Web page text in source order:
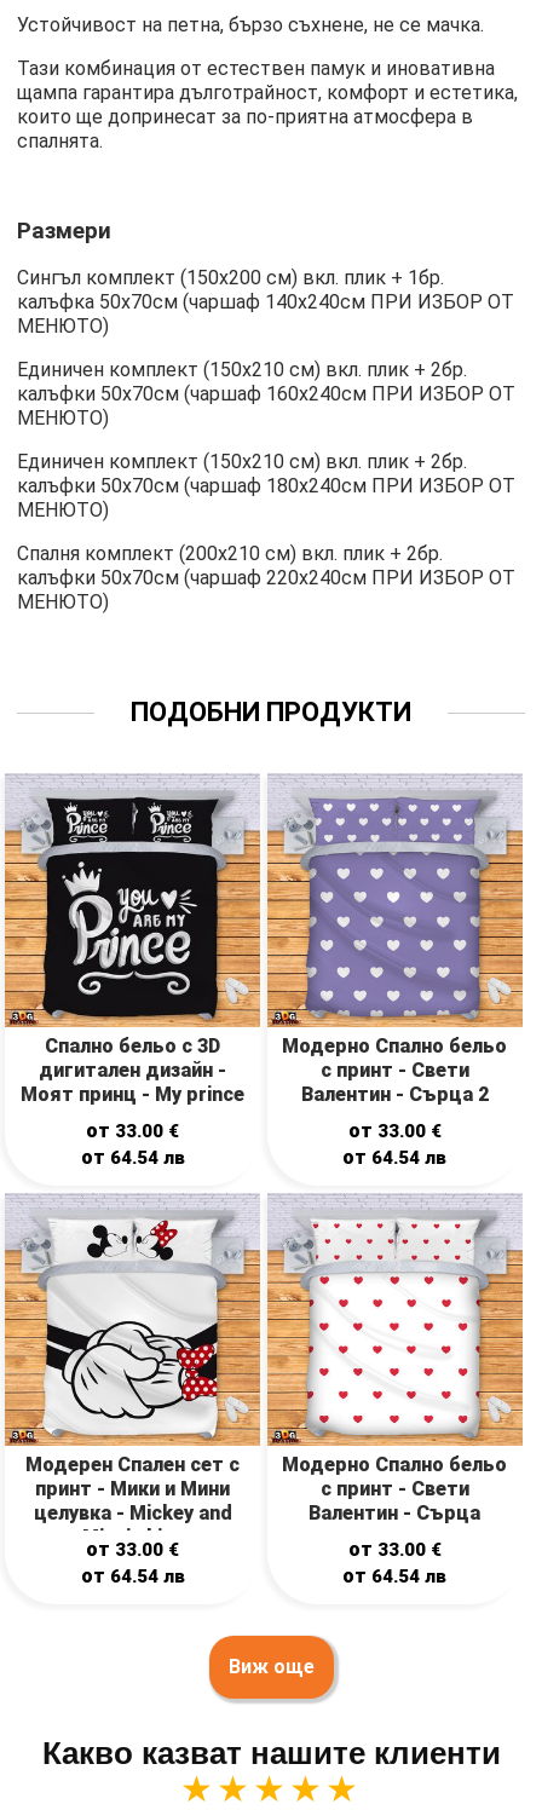
Устойчивост на петна, бързо съхнене, не се мачка.
Тази комбинация от естествен памук и иновативна
щампа гарантира дълготрайност, комфорт и естетика,
които ще допринесат за по-приятна атмосфера в
спалнята.
Размери
Сингъл комплект (150х200 см) вкл. плик + 1бр.
калъфка 50х70см (чаршаф 140х240см ПРИ ИЗБОР ОТ
МЕНЮТО)
Единичен комплект (150х210 см) вкл. плик + 2бр.
калъфки 50х70см (чаршаф 160х240см ПРИ ИЗБОР ОТ
МЕНЮТО)
Единичен комплект (150х210 см) вкл. плик + 2бр.
калъфки 50х70см (чаршаф 180х240см ПРИ ИЗБОР ОТ
МЕНЮТО)
Спалня комплект (200х210 см) вкл. плик + 2бр.
калъфки 50х70см (чаршаф 220х240см ПРИ ИЗБОР ОТ
МЕНЮТО)
ПОДОБНИ ПРОДУКТИ
Спално бельо с 3D
дигитален дизайн -
Моят принц - My prince
от 33.00 €
от 64.54 лв
Модерно Спално бельо
с принт - Свети
Валентин - Сърца 2
от 33.00 €
от 64.54лв
Модерен Спален сет с
принт - Мики и Мини
целувка - Mickey and
Minnie kiss
от 33.00 €
от 64.54 лв
Модерно Спално бельо
с принт - Свети
Валентин - Сърца
от 33.00 €
от 64.54лв
Виж още
Какво казват нашите клиенти
★★★★★